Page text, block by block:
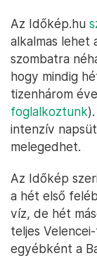
Az Időkép.hu
alkalmas lehet
szombatra
hogy mindig
tizenhárom
foglalkoztunk
intenzív
melegedhet.
Az Időkép
a hét első
víz, de hét
teljes
egyébként a